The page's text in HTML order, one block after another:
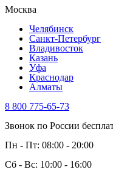
Москва
Челябинск
Санкт-Петербург
Владивосток
Казань
Уфа
Краснодар
Алматы
8 800 775-65-73
Звонок по России
Пн - Пт: 08:00 - 20:00
Сб - Вс: 10:00 - 16:00